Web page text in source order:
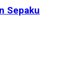
Sepaku